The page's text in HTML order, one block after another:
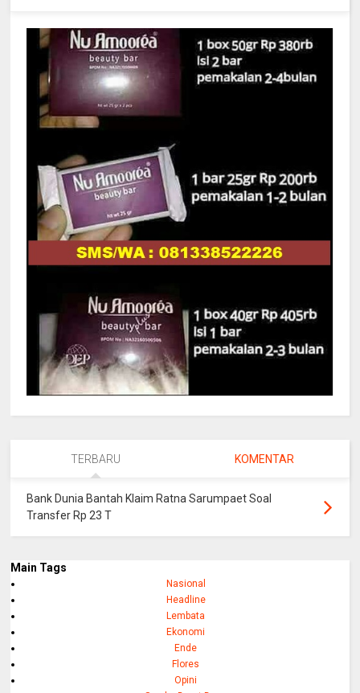
TERBARU KOMENTAR
Bank Dunia Bantah Klaim Ratna Sarumpaet Soal
Transfer Rp 23 T
Main Tags
Nasional
Headline
Lembata
Ekonomi
Ende
Flores
Opini